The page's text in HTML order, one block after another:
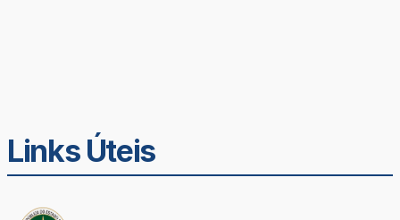
Links Úteis